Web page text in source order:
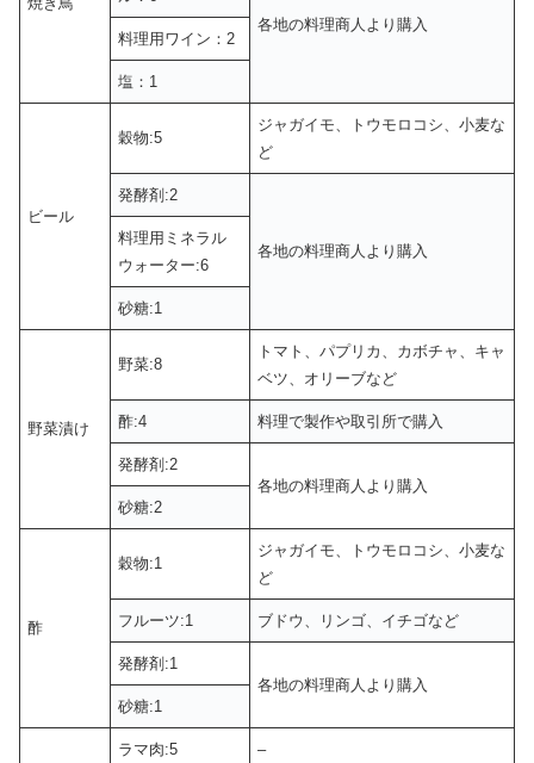
各地の料理商人より購入
料理用ワイン：2
塩：1
ビール
穀物:5
ジャガイモ、トウモロコシ、小麦な
ど
発酵剤:2
各地の料理商人より購入
料理用ミネラル
ウォーター:6
砂糖:1
野菜漬け
野菜:8
トマト、パプリカ、カボチャ、キャ
ベツ、オリーブなど
酢:4 料理で製作や取引所で購入
発酵剤:2
各地の料理商人より購入
砂糖:2
酢
穀物:1
ジャガイモ、トウモロコシ、小麦な
ど
フルーツ:1 ブドウ、リンゴ、イチゴなど
発酵剤:1
各地の料理商人より購入
砂糖:1
ラマ肉:5 –